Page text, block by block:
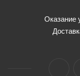
Оказание